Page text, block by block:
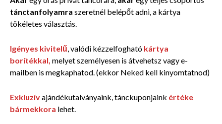
tánctanfolyamra szeretnél belépőt adni, a kártya
tökéletes választás.
Igényes kivitelű , valódi kézzelfogható kártya
borítékkal, melyet személyesen is átvehetsz vagy e-
mailben is megkaphatod. (ekkor Neked kell kinyomtatnod)
Exkluzívajándékutalványaink, tánckuponjaink értéke
bármekkora lehet.